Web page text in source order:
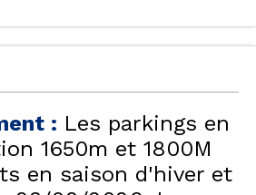
: Les parkings en
1650m et 1800M
en saison d'hiver et